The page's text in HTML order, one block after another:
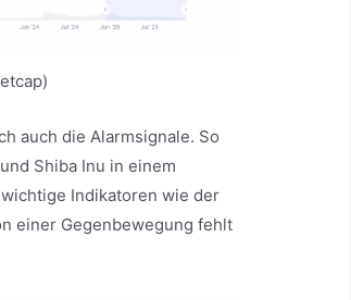
auch die Alarmsignale. So
Shiba Inu in einem
Indikatoren wie der
einer Gegenbewegung fehlt